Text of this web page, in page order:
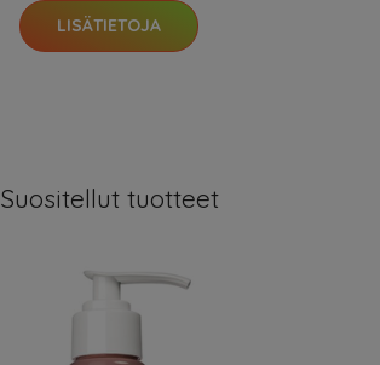
LISÄTIETOJA
Suositellut tuotteet